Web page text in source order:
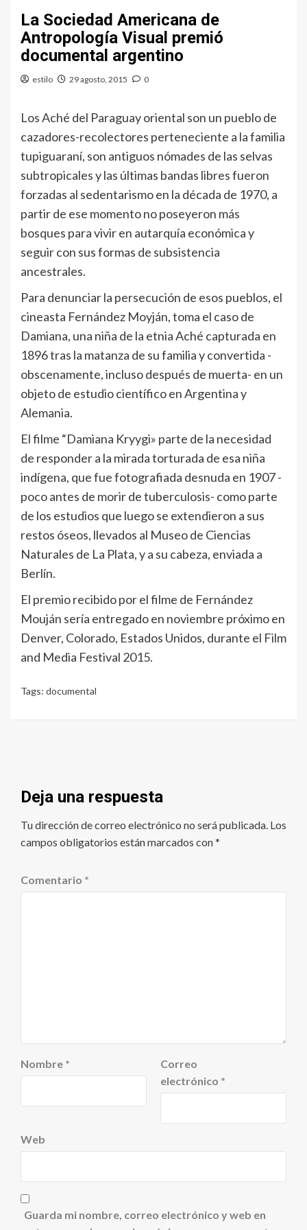
La Sociedad Americana de
Antropología Visual premió
documental argentino
estilo 29 agosto, 2015 0
Los Aché del Paraguay oriental son un pueblo de
cazadores-recolectores perteneciente a la familia
tupiguaraní, son antiguos nómades de las selvas
subtropicales y las últimas bandas libres fueron
forzadas al sedentarismo en la década de 1970, a
partir de ese momento no poseyeron más
bosques para vivir en autarquía económica y
seguir con sus formas de subsistencia
ancestrales.
Para denunciar la persecución de esos pueblos, el
cineasta Fernández Moyján, toma el caso de
Damiana, una niña de la etnia Aché capturada en
1896 tras la matanza de su familia y convertida -
obscenamente, incluso después de muerta- en un
objeto de estudio científico en Argentina y
Alemania.
El filme “Damiana Kryygi» parte de la necesidad
de responder a la mirada torturada de esa niña
indígena, que fue fotografiada desnuda en 1907 -
poco antes de morir de tuberculosis- como parte
de los estudios que luego se extendieron a sus
restos óseos, llevados al Museo de Ciencias
Naturales de La Plata, y a su cabeza, enviada a
Berlín.
El premio recibido por el filme de Fernández
Mouján sería entregado en noviembre próximo en
Denver, Colorado, Estados Unidos, durante el Film
and Media Festival 2015.
Tags: documental
Deja una respuesta
Tu dirección de correo electrónico no será publicada. Los
campos obligatorios están marcados con*
Comentario *
Nombre *
Correo
electrónico *
Web
Guarda mi nombre, correo electrónico y web en